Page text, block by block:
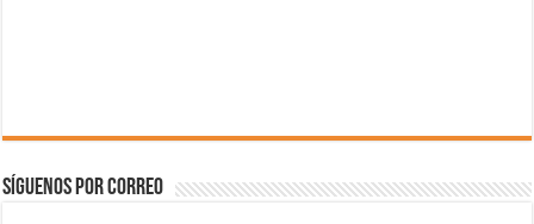
Síguenos por correo